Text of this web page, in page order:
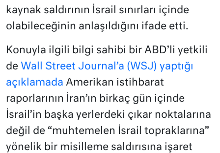
kaynak saldırının İsrail sınırları içinde
olabileceğinin anlaşıldığını ifade etti.
Konuyla ilgili bilgi sahibi bir ABD’li yetkili
de Wall Street Journal’a (WSJ) yaptığı
açıklamada Amerikan istihbarat
raporlarının İran’ın birkaç gün içinde
İsrail’in başka yerlerdeki çıkar noktalarına
değil de “muhtemelen İsrail topraklarına”
yönelik bir misilleme saldırısına işaret